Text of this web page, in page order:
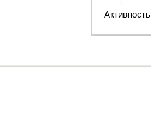
Активность